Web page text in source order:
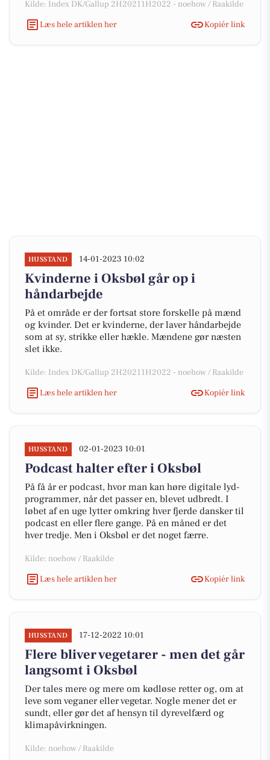
Kilde: Index DK/Gallup 2H20211H2022 - noehow / Raakilde
Læs hele artiklen her
Kopiér link
HUSSTAND 14-01-2023 10:02
Kvinderne i Oksbøl går op i
håndarbejde
På et område er der fortsat store forskelle på mænd
og kvinder. Det er kvinderne, der laver håndarbejde
som at sy, strikke eller hækle. Mændene gør næsten
slet ikke.
Kilde: Index DK/Gallup 2H20211H2022 - noehow / Raakilde
Læs hele artiklen her
Kopiér link
HUSSTAND 02-01-2023 10:01
Podcast halter efter i Oksbøl
På få år er podcast, hvor man kan høre digitale lyd-
programmer, når det passer en, blevet udbredt. I
løbet af en uge lytter omkring hver fjerde dansker til
podcast en eller flere gange. På en måned er det
hver tredje. Men i Oksbøl er det noget færre.
Kilde: noehow / Raakilde
Læs hele artiklen her
Kopiér link
HUSSTAND 17-12-2022 10:01
Flere bliver vegetarer - men det går
langsomt i Oksbøl
Der tales mere og mere om kødløse retter og, om at
leve som veganer eller vegetar. Nogle mener det er
sundt, eller gør det af hensyn til dyrevelfærd og
klimapåvirkningen.
Kilde: noehow / Raakilde